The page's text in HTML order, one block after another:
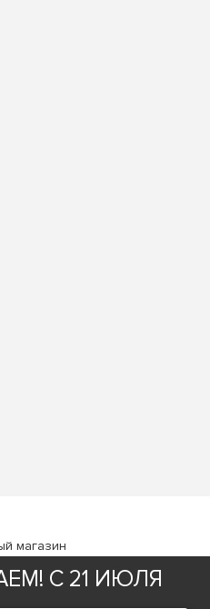
С 21 ИЮЛЯ
магазин